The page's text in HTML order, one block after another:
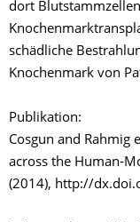
dort
schädliche
Knochenmark von
Publikation:
Cosgun and Rahmig
across the Human-
(2014), http://